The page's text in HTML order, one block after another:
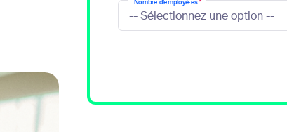
Nombre d’employé·es*